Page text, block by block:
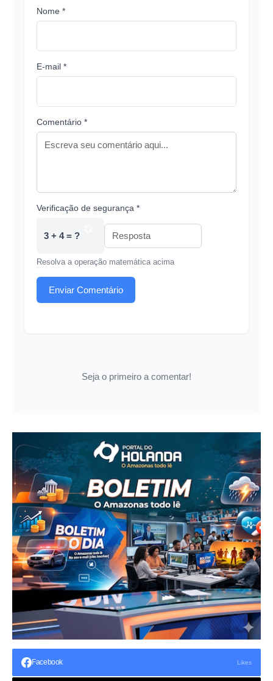
Nome *
E-mail *
Comentário *
Verificação de segurança *
3 + 4 = ?
Resolva a operação matemática acima
Enviar Comentário
Seja o primeiro a comentar!
Facebook Likes